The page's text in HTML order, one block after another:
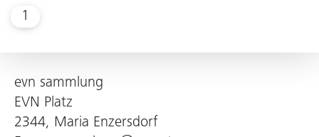
1
evn sammlung
EVN Platz
2344, Maria Enzersdorf